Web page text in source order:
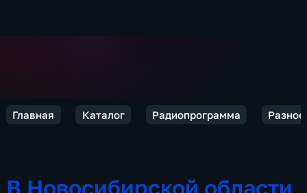
Главная Каталог Радиопрограмма
В Новосибирской области